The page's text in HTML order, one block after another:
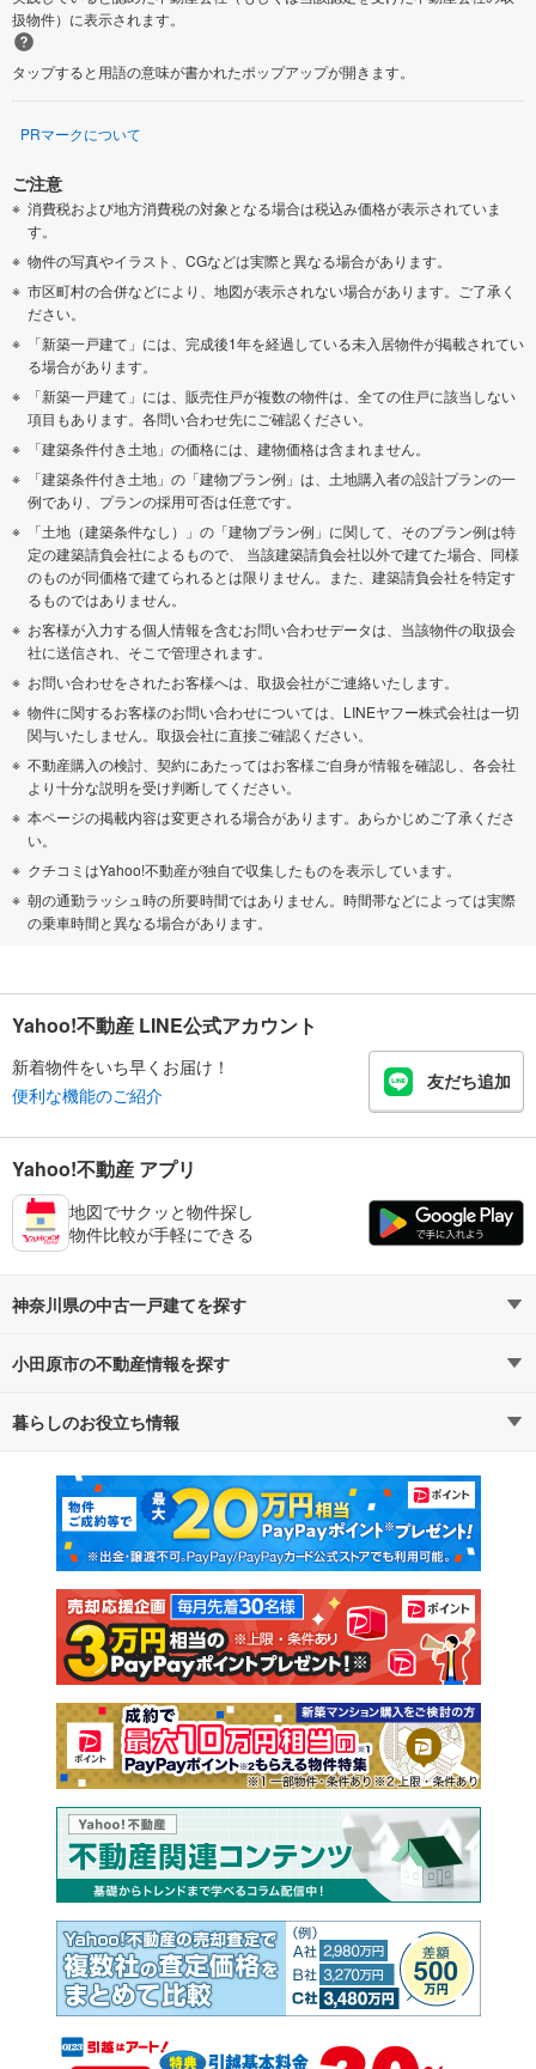
扱物件）に表示されます。
タップすると用語の意味が書かれたポップアップが開きます。
PRマークについて
ご注意
消費税および地方消費税の対象となる場合は税込み価格が表示されていま
す。
物件の写真やイラスト、CGなどは実際と異なる場合があります。
市区町村の合併などにより、地図が表示されない場合があります。ご了承く
ださい。
「新築一戸建て」には、完成後1年を経過している未入居物件が掲載されてい
る場合があります。
「新築一戸建て」には、販売住戸が複数の物件は、全ての住戸に該当しない
項目もあります。各問い合わせ先にご確認ください。
「建築条件付き土地」の価格には、建物価格は含まれません。
「建築条件付き土地」の「建物プラン例」は、土地購入者の設計プランの一
例であり、プランの採用可否は任意です。
「土地（建築条件なし）」の「建物プラン例」に関して、そのプラン例は特
定の建築請負会社によるもので、 当該建築請負会社以外で建てた場合、同様
のものが同価格で建てられるとは限りません。また、建築請負会社を特定す
るものではありません。
お客様が入力する個人情報を含むお問い合わせデータは、当該物件の取扱会
社に送信され、そこで管理されます。
お問い合わせをされたお客様へは、取扱会社がご連絡いたします。
物件に関するお客様のお問い合わせについては、LINEヤフー株式会社は一切
関与いたしません。取扱会社に直接ご確認ください。
不動産購入の検討、契約にあたってはお客様ご自身が情報を確認し、各会社
より十分な説明を受け判断してください。
本ページの掲載内容は変更される場合があります。あらかじめご了承くださ
い。
クチコミはYahoo!不動産が独自で収集したものを表示しています。
朝の通勤ラッシュ時の所要時間ではありません。時間帯などによっては実際
の乗車時間と異なる場合があります。
Yahoo!不動産 LINE公式アカウント
新着物件をいち早くお届け！
便利な機能のご紹介
友だち追加
Yahoo!不動産 アプリ
地図でサクッと物件探し
物件比較が手軽にできる
神奈川県の中古一戸建てを探す
路線・駅から探す
通勤・通学時間から探す
小田原市の不動産情報を探す
不動産・住宅
新築マンション 中古マンション
新築一戸建て 中古一戸建て
注文住宅 土地
売却査定
暮らしのお役立ち情報
マンションカタログ 教えて！住まいの先生